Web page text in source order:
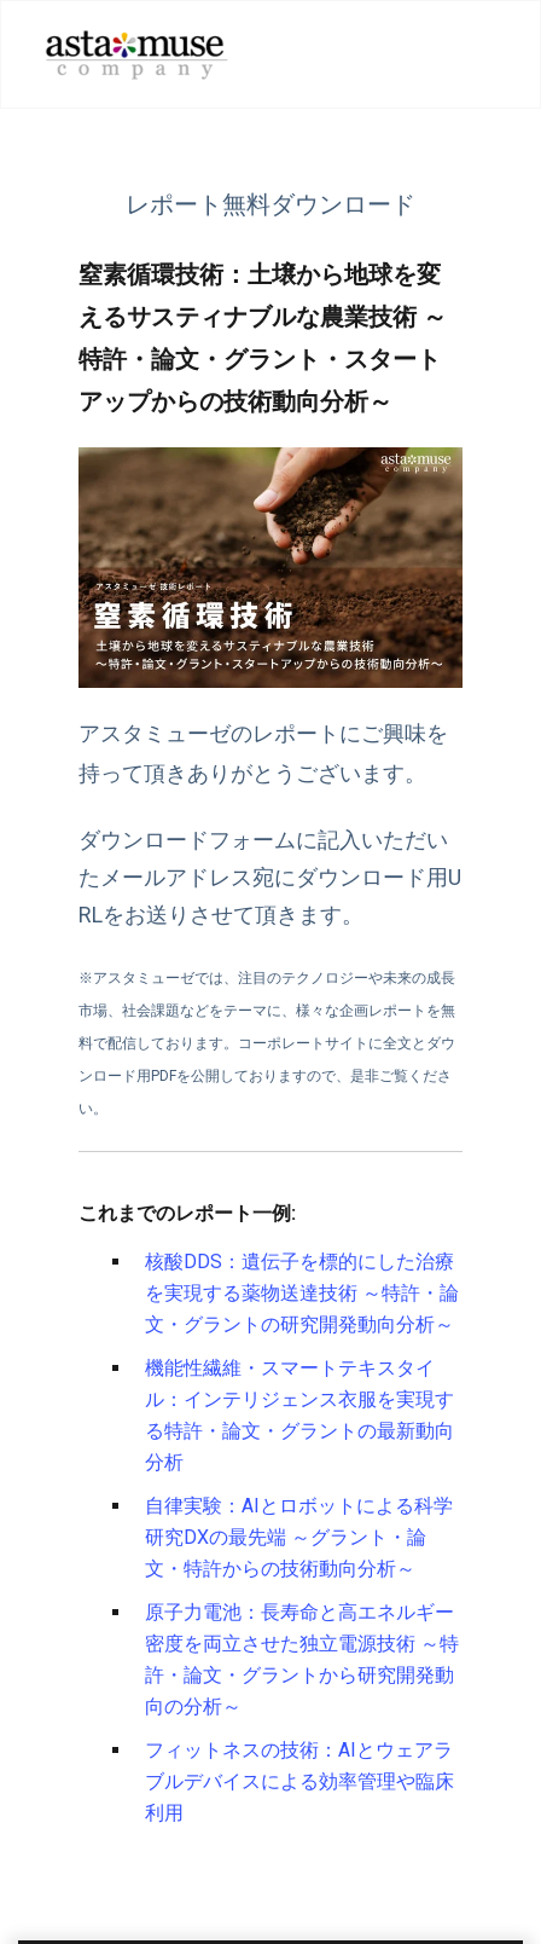
レポート無料ダウンロード
窒素循環技術：土壌から地球を変
えるサスティナブルな農業技術 ～
特許・論文・グラント・スタート
アップからの技術動向分析～
アスタミューゼのレポートにご興味を
持って頂きありがとうございます。
ダウンロードフォームに記入いただい
たメールアドレス宛にダウンロード用U
RLをお送りさせて頂きます。
※アスタミューゼでは、注目のテクノロジーや未来の成長
市場、社会課題などをテーマに、様々な企画レポートを無
料で配信しております。コーポレートサイトに全文とダウ
ンロード用PDFを公開しておりますので、是非ご覧くださ
い。
これまでのレポート一例:
核酸DDS：遺伝子を標的にした治療
を実現する薬物送達技術 ～特許・論
文・グラントの研究開発動向分析～
機能性繊維・スマートテキスタイ
ル：インテリジェンス衣服を実現す
る特許・論文・グラントの最新動向
分析
自律実験：AIとロボットによる科学
研究DXの最先端 ～グラント・論
文・特許からの技術動向分析～
原子力電池：長寿命と高エネルギー
密度を両立させた独立電源技術 ～特
許・論文・グラントから研究開発動
向の分析～
フィットネスの技術：AIとウェアラ
ブルデバイスによる効率管理や臨床
利用